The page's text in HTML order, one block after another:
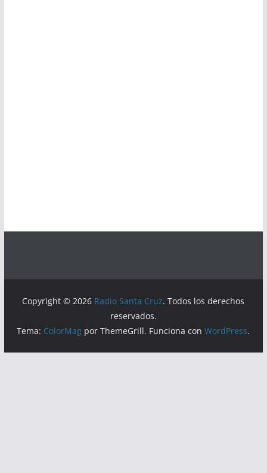
Copyright © 2026 Radio Santa Cruz. Todos los derechos
reservados.
Tema: ColorMag por ThemeGrill. Funciona conWordPress.